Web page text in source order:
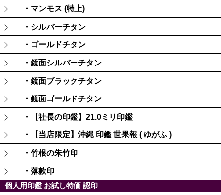
・マンモス (特上)
・シルバーチタン
・ゴールドチタン
・鏡面シルバーチタン
・鏡面ブラックチタン
・鏡面ゴールドチタン
・【社長の印鑑】21.0ミリ印鑑
・【当店限定】沖縄 印鑑 世果報 ( ゆがふ )
・竹根の朱竹印
・落款印
個人用印鑑 お試し特価 認印